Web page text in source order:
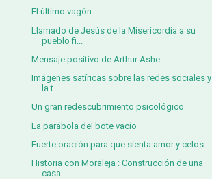
El último vagón
Llamado de Jesús de la Misericordia a su
pueblo fi...
Mensaje positivo de Arthur Ashe
Imágenes satíricas sobre las redes sociales y
la t...
Un gran redescubrimiento psicológico
La parábola del bote vacío
Fuerte oración para que sienta amor y celos
Historia con Moraleja : Construcción de una
casa